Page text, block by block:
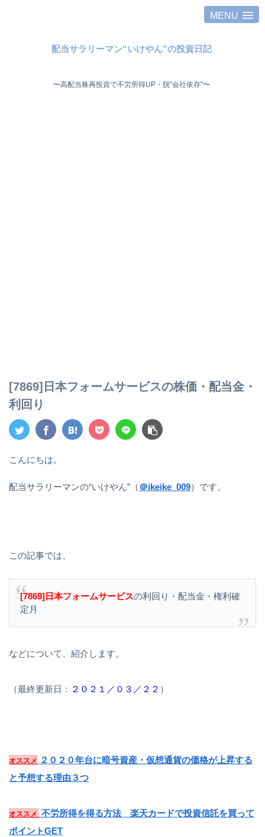
MENU
配当サラリーマン“いけやん”の投資日記 ​
〜高配当株再投資で不労所得UP・脱"会社依存"〜 ​
[7869]日本フォームサービスの株価・配当金・
利回り
こんにちは。
配当サラリーマンの“いけやん”（ ＠ikeike_009）です。
この記事では、
[7869]日本フォームサービスの利回り・配当金・権利確
定月
などについて、紹介します。
（最終更新日： ２０２１／０３／２２ ）
オススメ
２０２０年台に暗号資産・仮想通貨の価格が上昇する
と予想する理由３つ
オススメ
不労所得を得る方法 楽天カードで投資信託を買って
ポイントGET